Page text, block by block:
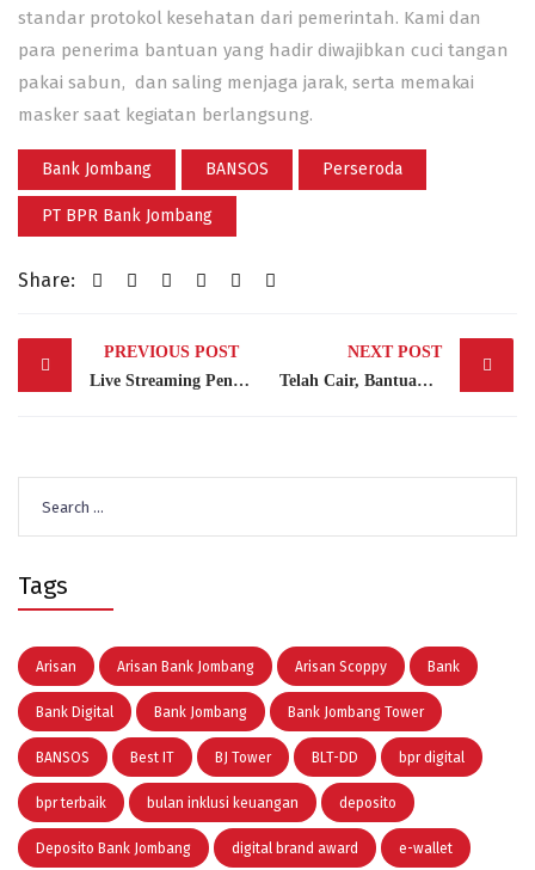
standar protokol kesehatan dari pemerintah. Kami dan
para penerima bantuan yang hadir diwajibkan cuci tangan
pakai sabun, dan saling menjaga jarak, serta memakai
masker saat kegiatan berlangsung.
Bank Jombang BANSOS Perseroda
PT BPR Bank Jombang
Share:
Post
navigation
PREVIOUS POST
Live Streaming Pengundian Simarmas Bank Jombang (Guru, 300 dan Scoopy) Melalui Instagram – @bankjombang100
NEXT POST
Telah Cair, Bantuan Operasional Penyelenggaraan Pendidikan Anak Usia Dini Untuk Ratusan (BOP PAUD) di Jombang Tahap I
for:
Tags
Arisan Arisan Bank Jombang Arisan Scoppy Bank
Bank Digital Bank Jombang Bank Jombang Tower
BANSOS Best IT BJ Tower BLT-DD bpr digital
bpr terbaik bulan inklusi keuangan deposito
Deposito Bank Jombang digital brand award e-wallet